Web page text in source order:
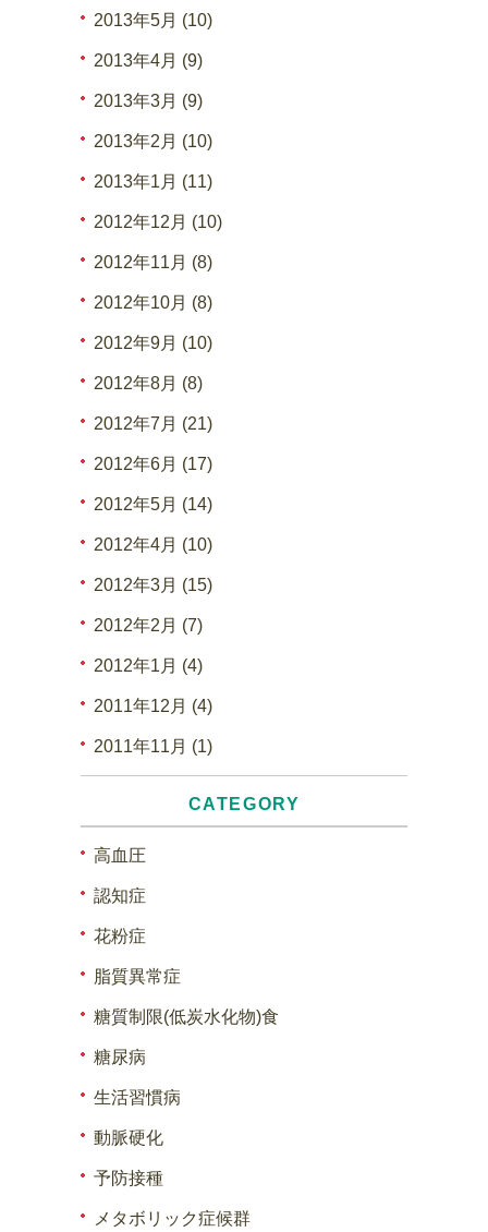
2013年5月 (10)
2013年4月 (9)
2013年3月 (9)
2013年2月 (10)
2013年1月 (11)
2012年12月 (10)
2012年11月 (8)
2012年10月 (8)
2012年9月 (10)
2012年8月 (8)
2012年7月 (21)
2012年6月 (17)
2012年5月 (14)
2012年4月 (10)
2012年3月 (15)
2012年2月 (7)
2012年1月 (4)
2011年12月 (4)
2011年11月 (1)
CATEGORY
高血圧
認知症
花粉症
脂質異常症
糖質制限(低炭水化物)食
糖尿病
生活習慣病
動脈硬化
予防接種
メタボリック症候群